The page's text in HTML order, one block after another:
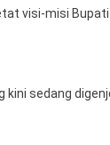
visi-misi
sedang